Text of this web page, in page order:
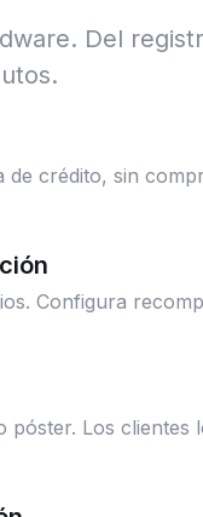
Del
crédito, sin
Configura
Los clientes